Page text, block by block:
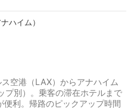
ハイム）
空港（LAX）からアナハイム
プ別）。乗客の滞在ホテルまで
利。帰路のピックアップ時間